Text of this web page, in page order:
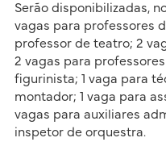
Serão disponibilizadas,
vagas para professores
professor de teatro; 2
2 vagas para
figurinista; 1 vaga para
montador; 1 vaga para
vagas para auxiliares
inspetor de orquestra.